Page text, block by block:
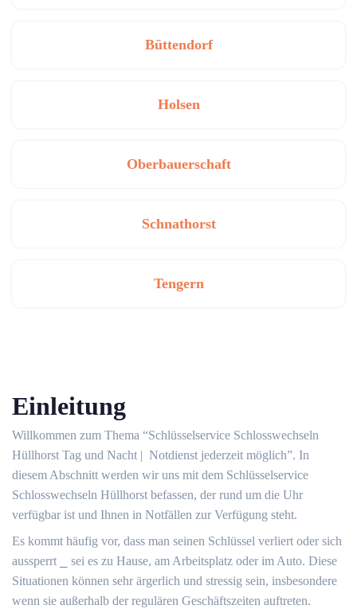
Büttendorf
Holsen
Oberbauerschaft
Schnathorst
Tengern
Einleitung
Willkommen zum Thema “Schlüsselservice Schlosswechseln
Hüllhorst Tag und Nacht | ️ Notdienst jederzeit möglich”.​ In
diesem Abschnitt werden wir uns mit dem Schlüsselservice
Schlosswechseln Hüllhorst befassen, der rund um die Uhr
verfügbar ist und Ihnen in Notfällen zur Verfügung steht.​
Es kommt häufig vor, dass man seinen Schlüssel verliert oder sich
aussperrt ⎯ sei es zu Hause, am Arbeitsplatz oder im Auto.​ Diese
Situationen können sehr ärgerlich und stressig sein, insbesondere
wenn sie außerhalb der regulären Geschäftszeiten auftreten.